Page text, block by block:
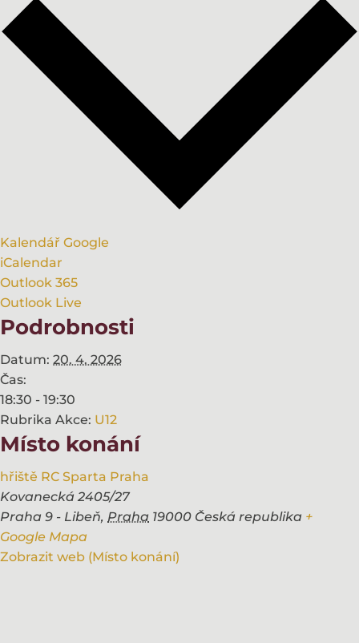
Kalendář Google
iCalendar
Outlook 365
Outlook Live
Podrobnosti
Datum: 20. 4. 2026
Čas:
18:30 - 19:30
Rubrika Akce: U12
Místo konání
hřiště RC Sparta Praha
Kovanecká 2405/27
Praha 9 - Libeň, Praha 19000 Česká republika +
Google Mapa
Zobrazit web (Místo konání)